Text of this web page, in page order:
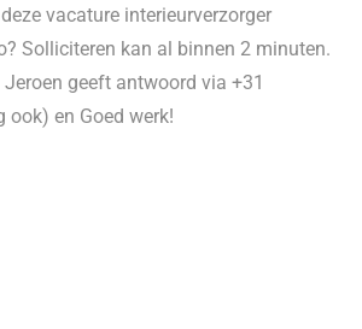
vacature interieurverzorger
Solliciteren kan al binnen 2 minuten.
Jeroen geeft antwoord via +31
ook) en Goed werk!